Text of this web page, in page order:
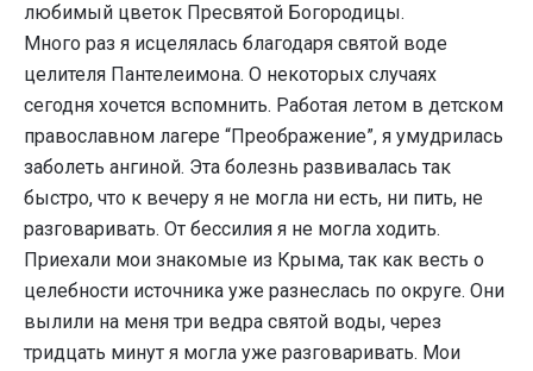
любимый цветок Пресвятой Богородицы.
Много раз я исцелялась благодаря святой воде
целителя Пантелеимона. О некоторых случаях
сегодня хочется вспомнить. Работая летом в детском
православном лагере “Преображение”, я умудрилась
заболеть ангиной. Эта болезнь развивалась так
быстро, что к вечеру я не могла ни есть, ни пить, не
разговаривать. От бессилия я не могла ходить.
Приехали мои знакомые из Крыма, так как весть о
целебности источника уже разнеслась по округе. Они
вылили на меня три ведра святой воды, через
тридцать минут я могла уже разговаривать. Мои